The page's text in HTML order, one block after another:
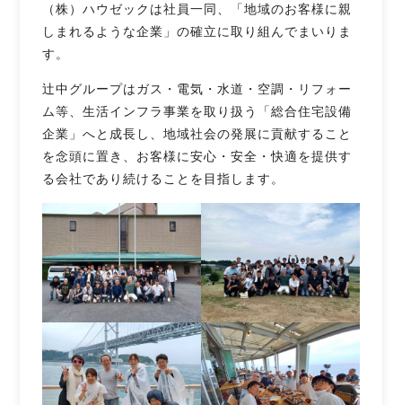
（株）ハウゼックは社員一同、「地域のお客様に親
しまれるような企業」の確立に取り組んでまいりま
す。
辻󠄀中グループはガス・電気・水道・空調・リフォー
ム等、生活インフラ事業を取り扱う「総合住宅設備
企業」へと成長し、地域社会の発展に貢献すること
を念頭に置き、お客様に安心・安全・快適を提供す
る会社であり続けることを目指します。